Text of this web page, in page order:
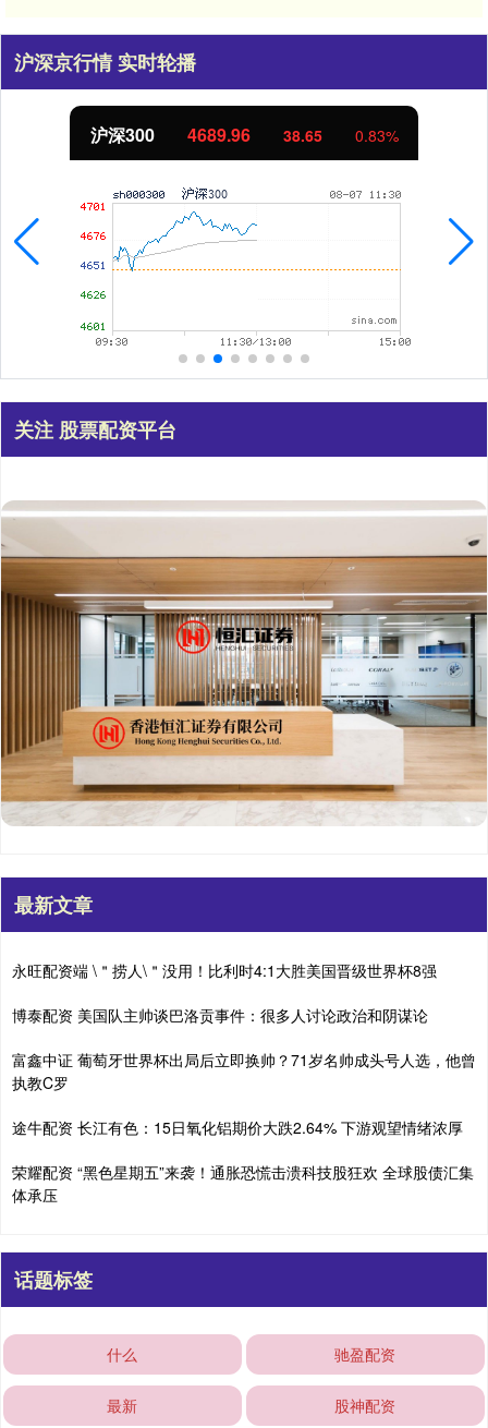
沪深京行情 实时轮播
沪深300 4689.96 38.65 0.83%
关注 股票配资平台
最新文章
永旺配资端 \＂捞人\＂没用！比利时4:1大胜美国晋级世界杯8强
博泰配资 美国队主帅谈巴洛贡事件：很多人讨论政治和阴谋论
富鑫中证 葡萄牙世界杯出局后立即换帅？71岁名帅成头号人选，他曾
执教C罗
途牛配资 长江有色：15日氧化铝期价大跌2.64% 下游观望情绪浓厚
荣耀配资 “黑色星期五”来袭！通胀恐慌击溃科技股狂欢 全球股债汇集
体承压
话题标签
什么 驰盈配资
最新 股神配资